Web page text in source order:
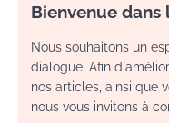
Bienvenue dans
Nous souhaitons un
dialogue. Afin
nos articles, ainsi que
nous vous invitons à